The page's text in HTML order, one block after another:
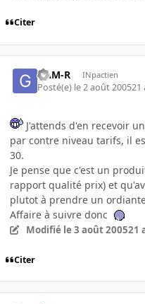
Citer
GAM-R INpactien
Posté(e) le 2 août 200521
J'attends d'en recevoir
par contre niveau tarifs, il
30.
Je pense que c'est un
rapport qualité prix) et
plutot à prendre un
Affaire à suivre donc
Modifié le 3 août 200521
Citer